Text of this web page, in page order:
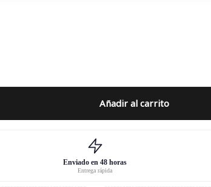
Añadir al carrito
Enviado en 48 horas
Entrega rápida